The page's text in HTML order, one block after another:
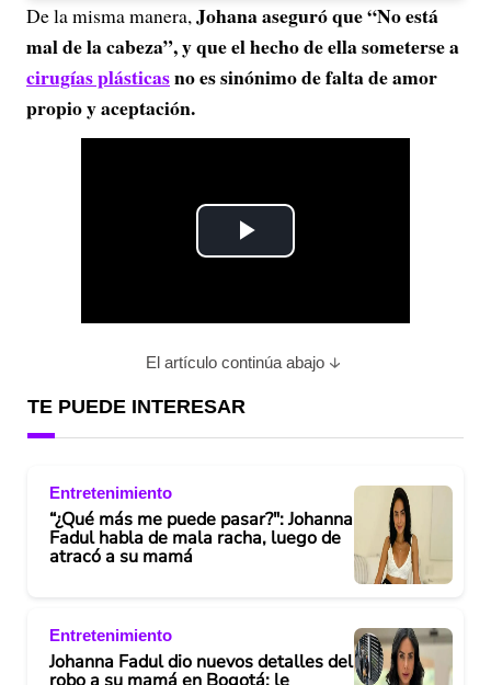
De la misma manera,Johana aseguró que “No está
mal de la cabeza”, y que el hecho de ella someterse a
cirugías plásticasno es sinónimo de falta de amor
propio y aceptación.
P
a
d
o
El artículo continúa abajo
TE PUEDE INTERESAR
Entretenimiento
“¿Qué más me puede pasar?": Johanna
Fadul habla de mala racha, luego de
atracó a su mamá
Entretenimiento
Johanna Fadul dio nuevos detalles del
robo a su mamá en Bogotá: le